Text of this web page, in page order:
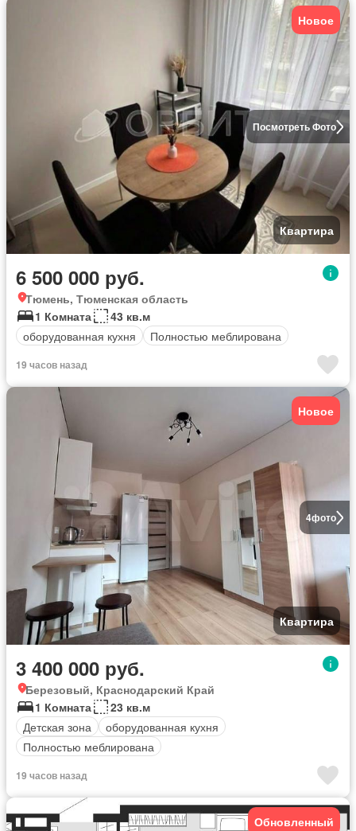
Посмотреть Фото
Новое
Квартира
6 500 000 руб.
Тюмень, Тюменская область
1 Комната
43 кв.м
оборудованная кухня
Полностью меблирована
19 часов назад
4фото
Новое
Квартира
3 400 000 руб.
Березовый, Краснодарский Край
1 Комната
23 кв.м
Детская зона
оборудованная кухня
Полностью меблирована
19 часов назад
Обновленный